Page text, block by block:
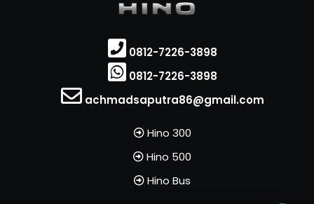
0812-7226-3898
0812-7226-3898
achmadsaputra86@gmail.com
Hino 300
Hino 500
Hino Bus
Tim dukungan pelanggan kami